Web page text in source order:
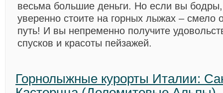
весьма большие деньги. Но если вы
уверенно стоите на горных лыжах – смело
путь! И вы непременно получите
спусков и красоты пейзажей.
Горнолыжные курорты Италии: